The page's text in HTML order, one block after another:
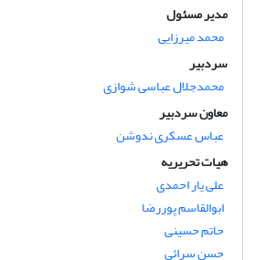
مدیر مسئول
محمد میرزایی
سردبیر
محمدجلال عباسی شوازی
معاون سردبیر
عباس عسکری ندوشن
هیات تحریریه
علی یار احمدی
ابوالقاسم پوررضا
حاتم حسینی
حسن سرائی